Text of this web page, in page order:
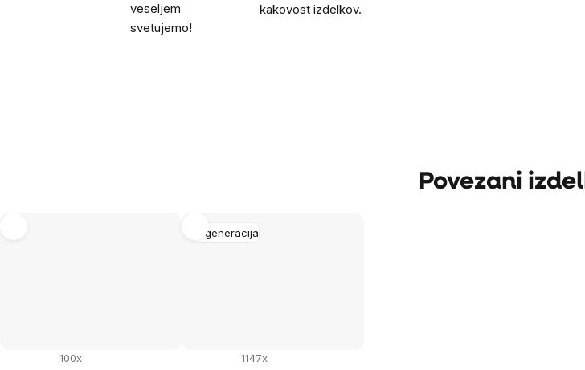
veseljem
svetujemo!
kakovost izdelkov.
Povezani
100x
Regeneracija
1147x